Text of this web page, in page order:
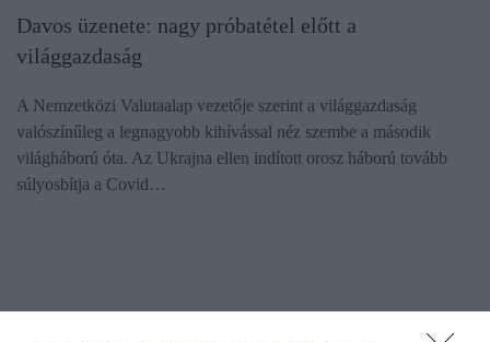
Davos üzenete: nagy próbatétel előtt a
világgazdaság
A Nemzetközi Valutaalap vezetője szerint a világgazdaság
valószínűleg a legnagyobb kihívással néz szembe a második
világháború óta. Az Ukrajna ellen indított orosz háború tovább
súlyosbítja a Covid…